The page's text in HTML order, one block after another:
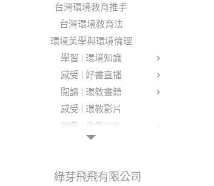
台灣環境教育推手
台灣環境教育法
環境美學與環境倫理
學習 | 環境知識
感受 | 好書直播
閱讀 | 環教書籍
感受 | 環教影片
探索 | 企業CSR
感受 | 綠芽金句
綠芽飛飛有限公司